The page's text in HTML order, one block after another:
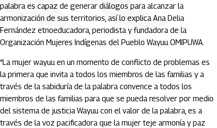
palabra es capaz de generar diálogos para alcanzar la
armonización de sus territorios, así lo explica Ana Delia
Fernández etnoeducadora, periodista y fundadora de la
Organización Mujeres Indígenas del Pueblo Wayuu OMIPUWA.
“La mujer wayuu en un momento de conflicto de problemas es
la primera que invita a todos los miembros de las familias y a
través de la sabiduría de la palabra convence a todos los
miembros de las familias para que se pueda resolver por medio
del sistema de justicia Wayuu con el valor de la palabra, es a
través de la voz pacificadora que la mujer teje armonía y paz